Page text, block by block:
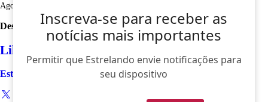
Inscreva-se para receber as
notícias mais importantes
Permitir que Estrelando envie notificações para
seu dispositivo
Ago
Desculpe, não foi encontrado nenhum registro sobre: astros
Like
Estrelando